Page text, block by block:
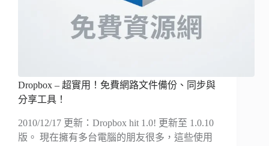
Dropbox – 超實用！免費網路文件備份、同步與
分享工具！
2010/12/17 更新：Dropbox hit 1.0! 更新至 1.0.10
版。 現在擁有多台電腦的朋友很多，這些使用